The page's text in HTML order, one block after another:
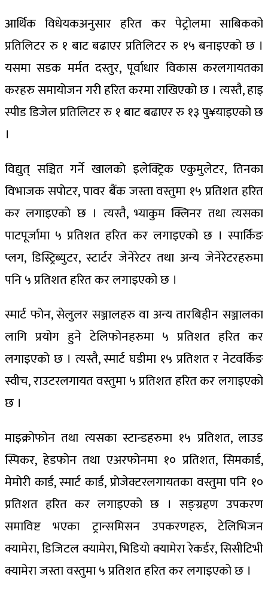
आर्थिक विधेयकअनुसार हरित कर पेट्रोलमा साबिकको
प्रतिलिटर रु १ बाट बढाएर प्रतिलिटर रु १५ बनाइएको छ ।
यसमा सडक मर्मत दस्तुर, पूर्वाधार विकास करलगायतका
करहरु समायोजन गरी हरित करमा राखिएको छ । त्यस्तै, हाइ
स्पीड डिजेल प्रतिलिटर रु १ बाट बढाएर रु १३ पु¥याइएको छ
।
विद्युत् सञ्चित गर्ने खालको इलेक्ट्रिक एकुमुलेटर, तिनका
विभाजक सपोटर, पावर बैंक जस्ता वस्तुमा १५ प्रतिशत हरित
कर लगाइएको छ । त्यस्तै, भ्याकुम क्लिनर तथा त्यसका
पाटपूर्जामा ५ प्रतिशत हरित कर लगाइएको छ । स्पार्किङ
प्लग, डिस्ट्रिब्युटर, स्टार्टर जेनेरेटर तथा अन्य जेनेरेटरहरुमा
पनि ५ प्रतिशत हरित कर लगाइएको छ ।
स्मार्ट फोन, सेलुलर सञ्जालहरु वा अन्य तारबिहीन सञ्जालका
लागि प्रयोग हुने टेलिफोनहरुमा ५ प्रतिशत हरित कर
लगाइएको छ । त्यस्तै, स्मार्ट घडीमा १५ प्रतिशत र नेटवर्किङ
स्वीच, राउटरलगायत वस्तुमा ५ प्रतिशत हरित कर लगाइएको
छ ।
माइक्रोफोन तथा त्यसका स्टान्डहरुमा १५ प्रतिशत, लाउड
स्पिकर, हेडफोन तथा एअरफोनमा १० प्रतिशत, सिमकार्ड,
मेमोरी कार्ड, स्मार्ट कार्ड, प्रोजेक्टरलगायतका वस्तुमा पनि १०
प्रतिशत हरित कर लगाइएको छ । सङ्ग्रहण उपकरण
समाविष्ट भएका ट्रान्समिसन उपकरणहरु, टेलिभिजन
क्यामेरा, डिजिटल क्यामेरा, भिडियो क्यामेरा रेकर्डर, सिसीटिभी
क्यामेरा जस्ता वस्तुमा ५ प्रतिशत हरित कर लगाइएको छ ।